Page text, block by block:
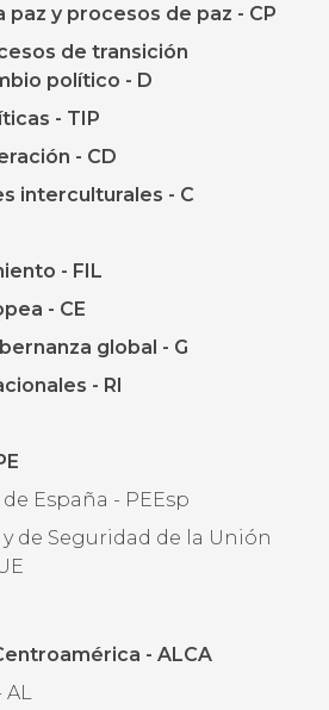
paz y procesos de paz - CP
de transición
político - D
- TIP
- CD
interculturales - C
- FIL
- CE
global - G
- RI
España - PEEsp
de Seguridad de la Unión
- ALCA
AL